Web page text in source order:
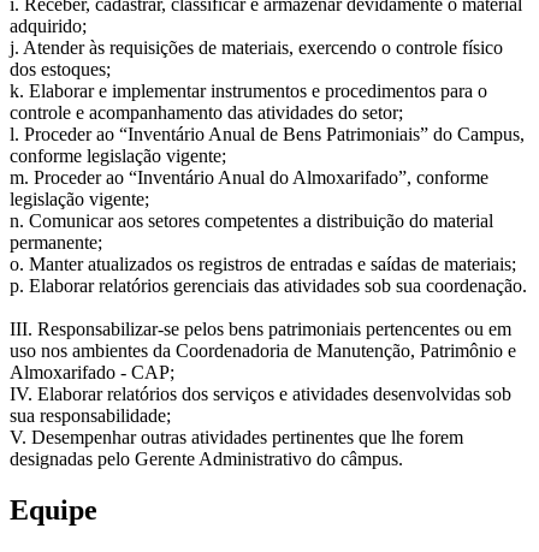
i. Receber, cadastrar, classificar e armazenar devidamente o material
adquirido;
j. Atender às requisições de materiais, exercendo o controle físico
dos estoques;
k. Elaborar e implementar instrumentos e procedimentos para o
controle e acompanhamento das atividades do setor;
l. Proceder ao “Inventário Anual de Bens Patrimoniais” do Campus,
conforme legislação vigente;
m. Proceder ao “Inventário Anual do Almoxarifado”, conforme
legislação vigente;
n. Comunicar aos setores competentes a distribuição do material
permanente;
o. Manter atualizados os registros de entradas e saídas de materiais;
p. Elaborar relatórios gerenciais das atividades sob sua coordenação.
III. Responsabilizar-se pelos bens patrimoniais pertencentes ou em
uso nos ambientes da Coordenadoria de Manutenção, Patrimônio e
Almoxarifado - CAP;
IV. Elaborar relatórios dos serviços e atividades desenvolvidas sob
sua responsabilidade;
V. Desempenhar outras atividades pertinentes que lhe forem
designadas pelo Gerente Administrativo do câmpus.
Equipe